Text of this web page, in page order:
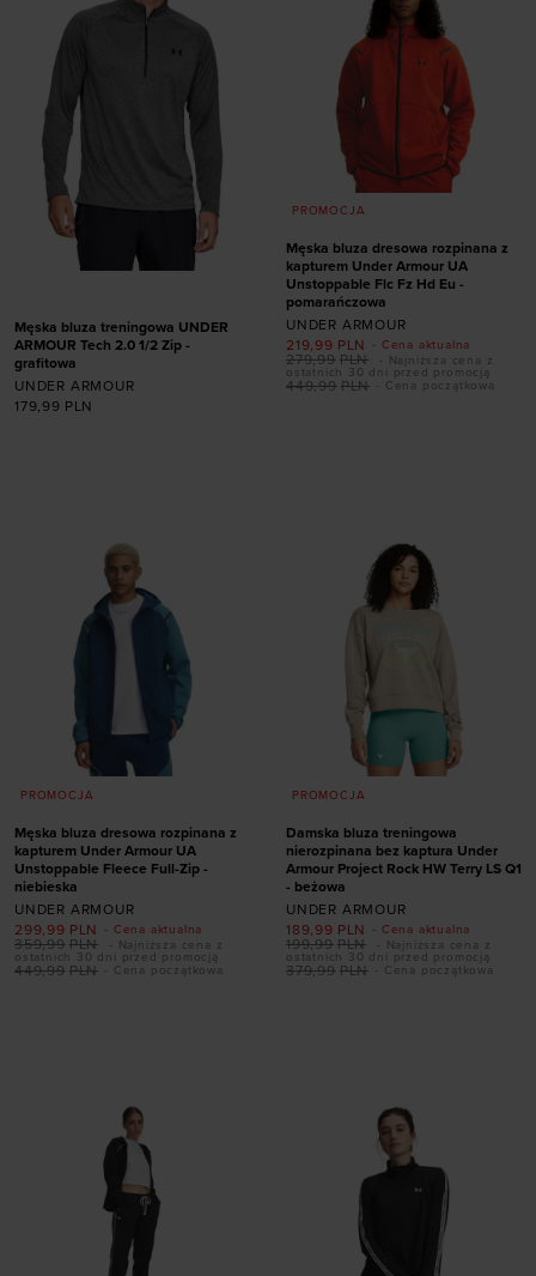
Dodaj produkt w
rozmiarze
XL
Męska bluza treningowa UNDER
ARMOUR Tech 2.0 1/2 Zip -
grafitowa
UNDER ARMOUR
179,99 PLN
PROMOCJA
Dodaj produkt w
Męska bluza dresowa rozpinana z
kapturem Under Armour UA
Unstoppable Flc Fz Hd Eu -
pomarańczowa
UNDER ARMOUR
- Cena aktualna
219,99 PLN
- Cena początkowa
449,99 PLN
279,99 PLN
- Najniższa cena z
ostatnich 30 dni przed promocją
PROMOCJA
Dodaj produkt w
Męska bluza dresowa rozpinana z
kapturem Under Armour UA
Unstoppable Fleece Full-Zip -
niebieska
UNDER ARMOUR
- Cena aktualna
299,99 PLN
- Cena początkowa
449,99 PLN
359,99 PLN
- Najniższa cena z
ostatnich 30 dni przed promocją
PROMOCJA
Dodaj produkt w
Damska bluza treningowa
nierozpinana bez kaptura Under
Armour Project Rock HW Terry LS Q1
- beżowa
UNDER ARMOUR
- Cena aktualna
189,99 PLN
- Cena początkowa
379,99 PLN
199,99 PLN
- Najniższa cena z
ostatnich 30 dni przed promocją